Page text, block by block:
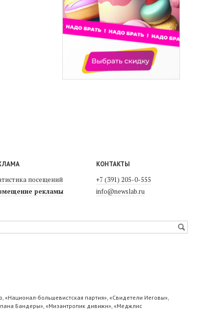
посещений
рекламы
КОНТАКТЫ
+7 (391) 205-0-555
info@newslab.ru
большевистская партия», «Свидетели Иеговы»,
Бандеры», «Мизантропик дивижн», «Меджлис